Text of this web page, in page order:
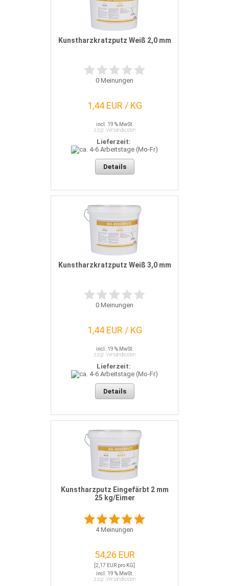
Kunstharzkratzputz Weiß 2,0 mm
0 Meinungen
1,44 EUR / KG
incl. 19 % MwSt.
zzgl. Versandkosten
Lieferzeit:
Details
Kunstharzkratzputz Weiß 3,0 mm
0 Meinungen
1,44 EUR / KG
incl. 19 % MwSt.
zzgl. Versandkosten
Lieferzeit:
Details
Kunstharzputz Eingefärbt 2 mm
25 kg/Eimer
4Meinungen
54,26 EUR
[2,17 EUR pro KG]
incl. 19 % MwSt.
zzgl. Versandkosten